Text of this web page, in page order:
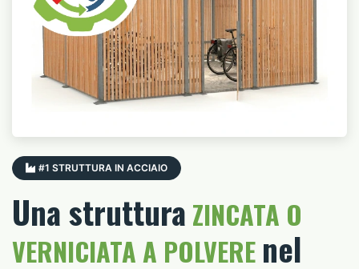
#1 STRUTTURA IN ACCIAIO
Una struttura ZINCATA O
VERNICIATA A POLVERE nel